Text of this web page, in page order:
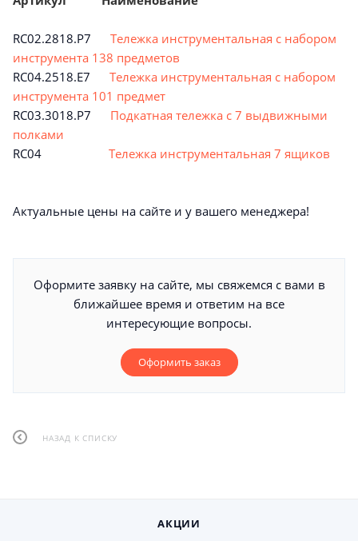
RC02.2818.P7 Тележка инструментальная с набором
инструмента 138 предметов
RC04.2518.E7 Тележка инструментальная с набором
инструмента 101 предмет
RC03.3018.P7 Подкатная тележка с 7 выдвижными
полками
RC04 Тележка инструментальная 7 ящиков
Актуальные цены на сайте и у вашего менеджера!
Оформите заявку на сайте, мы свяжемся с вами в
ближайшее время и ответим на все
интересующие вопросы.
Оформить заказ
НАЗАД К СПИСКУ
АКЦИИ